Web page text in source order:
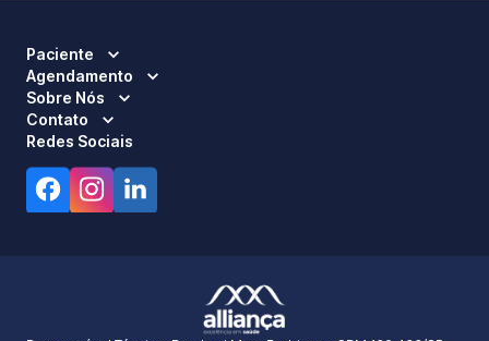
Paciente
Agendamento
Sobre Nós
Contato
Redes Sociais